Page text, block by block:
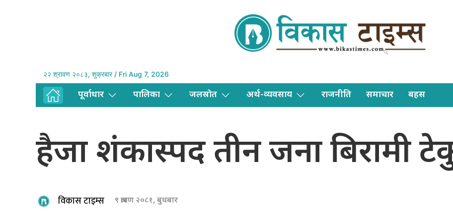
२२ श्रावण २०८३, शुक्रबार / Fri Aug 7, 2026
पूर्वाधार पालिका जलस्राेत अर्थ-व्यवसाय राजनीति समाचार बहस
हैजा शंकास्पद तीन जना बिरामी
विकास टाइम्स ९ श्रावण २०८१, बुधबार